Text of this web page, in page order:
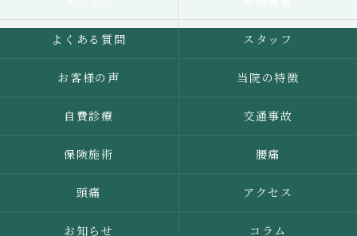
よくある質問 スタッフ
お客様の声 当院の特徴
自費診療 交通事故
保険施術 腰痛
頭痛 アクセス
お知らせ コラム